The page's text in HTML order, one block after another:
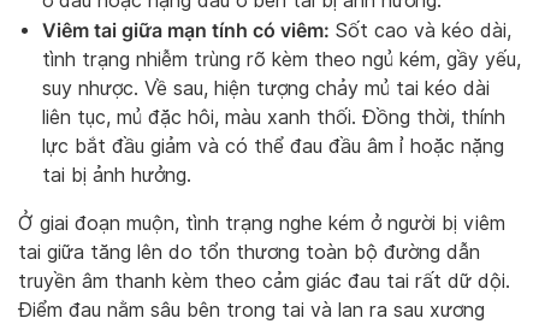
Viêm tai giữa mạn tính có viêm: Sốt cao và kéo dài,
tình trạng nhiễm trùng rõ kèm theo ngủ kém, gầy yếu,
suy nhược. Về sau, hiện tượng chảy mủ tai kéo dài
liên tục, mủ đặc hôi, màu xanh thối. Đồng thời, thính
lực bắt đầu giảm và có thể đau đầu âm ỉ hoặc nặng
tai bị ảnh hưởng.
Ở giai đoạn muộn, tình trạng nghe kém ở người bị viêm
tai giữa tăng lên do tổn thương toàn bộ đường dẫn
truyền âm thanh kèm theo cảm giác đau tai rất dữ dội.
Điểm đau nằm sâu bên trong tai và lan ra sau xương